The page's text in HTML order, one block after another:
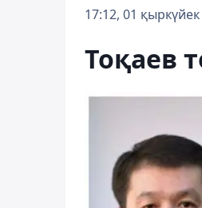
17:12, 01
Тоқаев